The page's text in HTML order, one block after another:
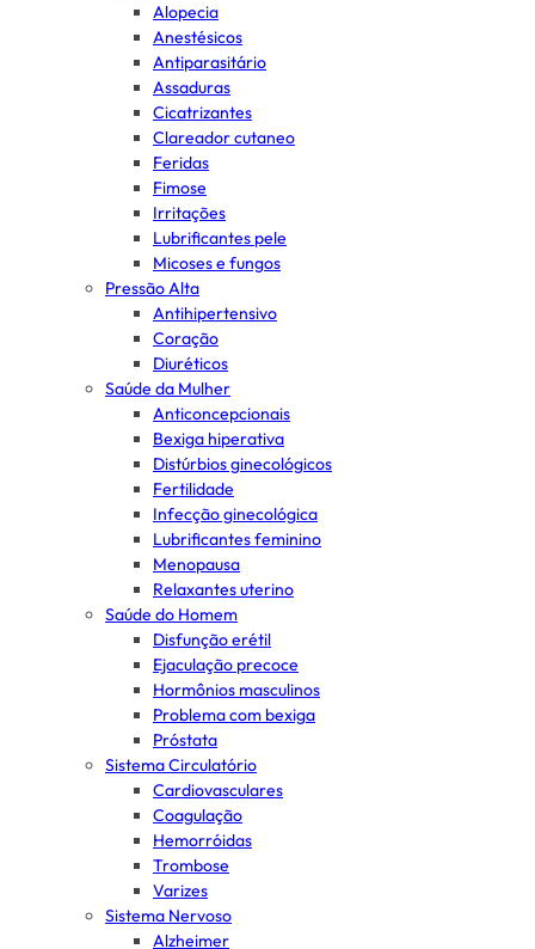
Alopecia
Anestésicos
Antiparasitário
Assaduras
Cicatrizantes
Clareador cutaneo
Feridas
Fimose
Irritações
Lubrificantes pele
Micoses e fungos
Pressão Alta
Antihipertensivo
Coração
Diuréticos
Saúde da Mulher
Anticoncepcionais
Bexiga hiperativa
Distúrbios ginecológicos
Fertilidade
Infecção ginecológica
Lubrificantes feminino
Menopausa
Relaxantes uterino
Saúde do Homem
Disfunção erétil
Ejaculação precoce
Hormônios masculinos
Problema com bexiga
Próstata
Sistema Circulatório
Cardiovasculares
Coagulação
Hemorróidas
Trombose
Varizes
Sistema Nervoso
Alzheimer